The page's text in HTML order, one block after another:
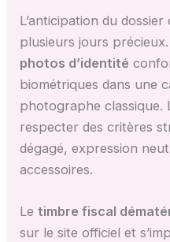
L’anticipation du
plusieurs jours
photos d’identité
biométriques dans une
photographe classique.
respecter des critères
dégagé, expression
accessoires.
Letimbre fiscal
sur le site officiel et